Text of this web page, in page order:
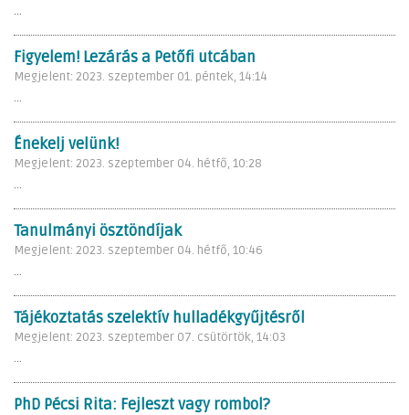
...
Figyelem! Lezárás a Petőfi utcában
Megjelent: 2023. szeptember 01. péntek, 14:14
...
Énekelj velünk!
Megjelent: 2023. szeptember 04. hétfő, 10:28
...
Tanulmányi ösztöndíjak
Megjelent: 2023. szeptember 04. hétfő, 10:46
...
Tájékoztatás szelektív hulladékgyűjtésről
Megjelent: 2023. szeptember 07. csütörtök, 14:03
...
PhD Pécsi Rita: Fejleszt vagy rombol?